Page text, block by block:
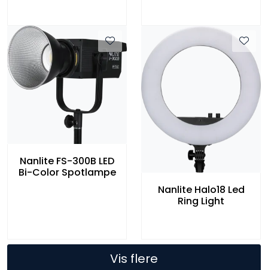
Nanlite FS-300B LED
Bi-Color Spotlampe
Nanlite Halo18 Led
Ring Light
Vis flere